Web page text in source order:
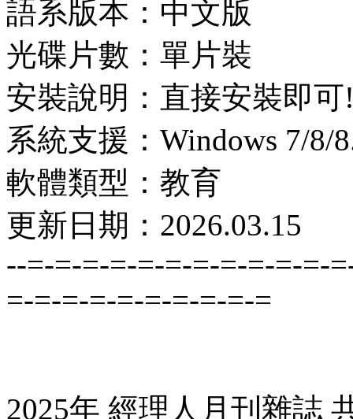
語系版本：中文版
光碟片數：單片裝
安裝說明：直接安裝即可
系統支援：Windows 7/8/
軟體類型：教育
更新日期：2026.03.15
--=-=-=-=-=-=-=-=-=-=-=-
=-=-=-=-=-=-=-=-=-=
2025年 經理人月刊雜誌